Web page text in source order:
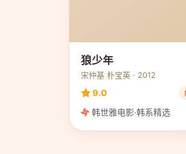
狼少年
宋仲基 朴宝英 · 2012
9.0
韩世雅电影·韩系精选